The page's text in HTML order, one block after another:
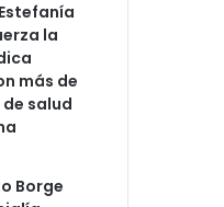
la
más de
salud
Borge